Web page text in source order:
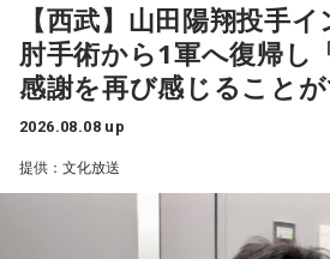
（左から）福田正博さん、藤木直人
1966年生まれの福田正博さんは、日本
45試合出場で9ゴールを記録するなど
はW杯アジア地区最終予選にも出場
を引退した後は、サッカー解説者とし
ほか、講演会やサッカー教室をおこな
【西武】山田陽翔投手
肘手術から1軍へ復帰し
感謝を再び感じることが
2026.08.08 up
提供：文化放送